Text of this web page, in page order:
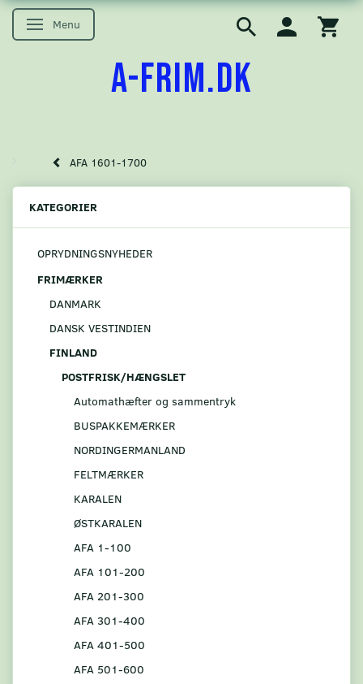
Skifte navigation
Menu
A-FRIM.DK
AFA 1601-1700
KATEGORIER
OPRYDNINGSNYHEDER
FRIMÆRKER
DANMARK
DANSK VESTINDIEN
FINLAND
POSTFRISK/HÆNGSLET
Automathæfter og sammentryk
BUSPAKKEMÆRKER
NORDINGERMANLAND
FELTMÆRKER
KARALEN
ØSTKARALEN
AFA 1-100
AFA 101-200
AFA 201-300
AFA 301-400
AFA 401-500
AFA 501-600